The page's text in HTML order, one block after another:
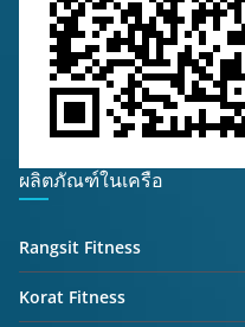
ผลิตภัณฑ์ในเครือ
Rangsit Fitness
Korat Fitness